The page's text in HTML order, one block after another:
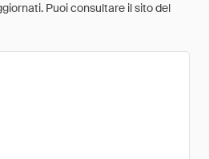
Puoi consultare il sito del